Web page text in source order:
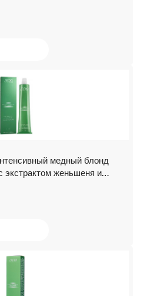
медный блонд
экстрактом женьшеня и